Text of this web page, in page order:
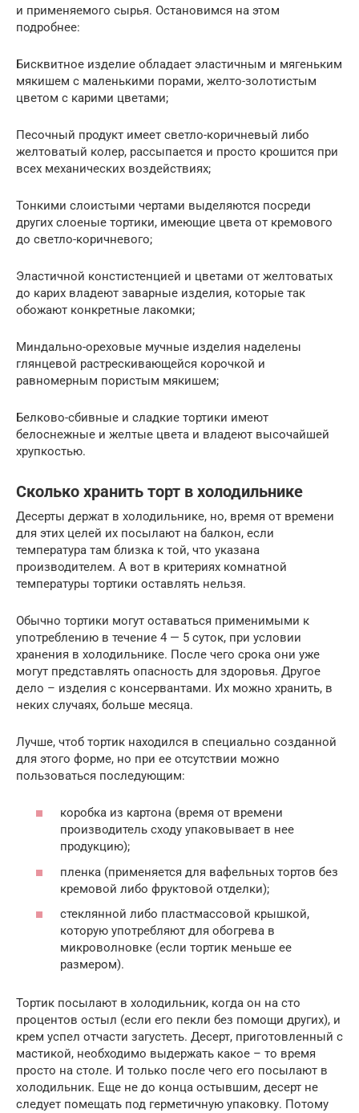
и применяемого сырья. Остановимся на этом
подробнее:
Бисквитное изделие обладает эластичным и мягеньким
мякишем с маленькими порами, желто-золотистым
цветом с карими цветами;
Песочный продукт имеет светло-коричневый либо
желтоватый колер, рассыпается и просто крошится при
всех механических воздействиях;
Тонкими слоистыми чертами выделяются посреди
других слоеные тортики, имеющие цвета от кремового
до светло-коричневого;
Эластичной констистенцией и цветами от желтоватых
до карих владеют заварные изделия, которые так
обожают конкретные лакомки;
Миндально-ореховые мучные изделия наделены
глянцевой растрескивающейся корочкой и
равномерным пористым мякишем;
Белково-сбивные и сладкие тортики имеют
белоснежные и желтые цвета и владеют высочайшей
хрупкостью.
Сколько хранить торт в холодильнике
Десерты держат в холодильнике, но, время от времени
для этих целей их посылают на балкон, если
температура там близка к той, что указана
производителем. А вот в критериях комнатной
температуры тортики оставлять нельзя.
Обычно тортики могут оставаться применимыми к
употреблению в течение 4 — 5 суток, при условии
хранения в холодильнике. После чего срока они уже
могут представлять опасность для здоровья. Другое
дело – изделия с консервантами. Их можно хранить, в
неких случаях, больше месяца.
Лучше, чтоб тортик находился в специально созданной
для этого форме, но при ее отсутствии можно
пользоваться последующим:
коробка из картона (время от времени
производитель сходу упаковывает в нее
продукцию);
пленка (применяется для вафельных тортов без
кремовой либо фруктовой отделки);
стеклянной либо пластмассовой крышкой,
которую употребляют для обогрева в
микроволновке (если тортик меньше ее
размером).
Тортик посылают в холодильник, когда он на сто
процентов остыл (если его пекли без помощи других), и
крем успел отчасти загустеть. Десерт, приготовленный с
мастикой, необходимо выдержать какое – то время
просто на столе. И только после чего его посылают в
холодильник. Еще не до конца остывшим, десерт не
следует помещать под герметичную упаковку. Потому